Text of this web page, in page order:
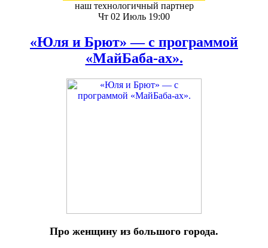
наш технологичный партнер
Чт 02 Июль 19:00
«Юля и Брют» — с программой
«МайБаба-ах».
Про женщину из большого города.